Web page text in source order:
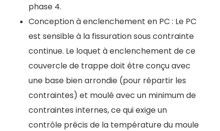
phase 4.
Conception à enclenchement en PC : Le PC
est sensible à la fissuration sous contrainte
continue. Le loquet à enclenchement de ce
couvercle de trappe doit être conçu avec
une base bien arrondie (pour répartir les
contraintes) et moulé avec un minimum de
contraintes internes, ce qui exige un
contrôle précis de la température du moule